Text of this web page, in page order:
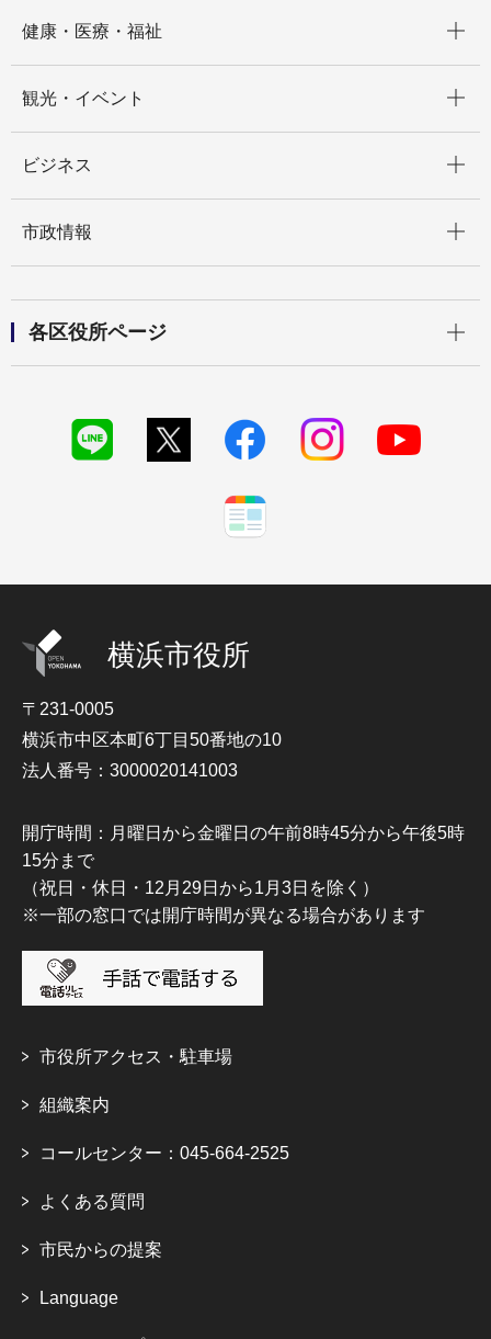
健康・医療・福祉
観光・イベント
ビジネス
市政情報
各区役所ページ
横浜市役所
〒231-0005
横浜市中区本町6丁目50番地の10
法人番号：3000020141003
開庁時間：月曜日から金曜日の午前8時45分から午後5時
15分まで
（祝日・休日・12月29日から1月3日を除く）
※一部の窓口では開庁時間が異なる場合があります
市役所アクセス・駐車場
組織案内
コールセンター：045-664-2525
よくある質問
市民からの提案
Language